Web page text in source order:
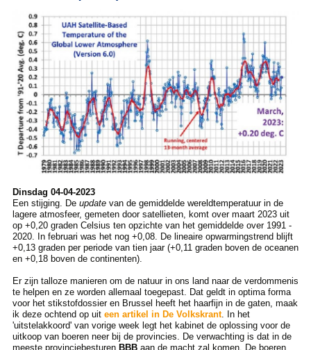
Dinsdag 04-04-2023
Een stijging. De updatevan de gemiddelde wereldtemperatuur in de
lagere atmosfeer, gemeten door satellieten, komt over maart 2023 uit
op +0,20 graden Celsius ten opzichte van het gemiddelde over 1991 -
2020. In februari was het nog +0,08. De lineaire opwarmingstrend blijft
+0,13 graden per periode van tien jaar (+0,11 graden boven de oceanen
en +0,18 boven de continenten).
Er zijn talloze manieren om de natuur in ons land naar de verdommenis
te helpen en ze worden allemaal toegepast. Dat geldt in optima forma
voor het stikstofdossier en Brussel heeft het haarfijn in de gaten, maak
ik deze ochtend op uit een artikel in De Volkskrant. In het
'uitstelakkoord' van vorige week legt het kabinet de oplossing voor de
uitkoop van boeren neer bij de provincies. De verwachting is dat in de
meeste provinciebesturen BBBaan de macht zal komen. De boeren